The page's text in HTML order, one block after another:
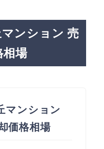
ンション 売
相場
マンション
価格相場